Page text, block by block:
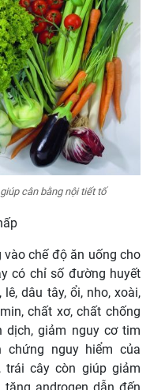
cân bằng nội tiết tố
chế độ ăn uống cho
có chỉ số đường huyết
dâu tây, ổi, nho, xoài,
chất xơ, chất chống
dịch, giảm nguy cơ tim
chứng nguy hiểm của
trái cây còn giúp giảm